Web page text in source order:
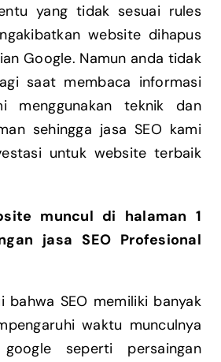
yang tidak sesuai rules
website dihapus
Google. Namun anda tidak
saat membaca informasi
menggunakan teknik dan
sehingga jasa SEO kami
untuk website terbaik
muncul di halaman 1
jasa SEO Profesional
bahwa SEO memiliki banyak
waktu munculnya
seperti persaingan